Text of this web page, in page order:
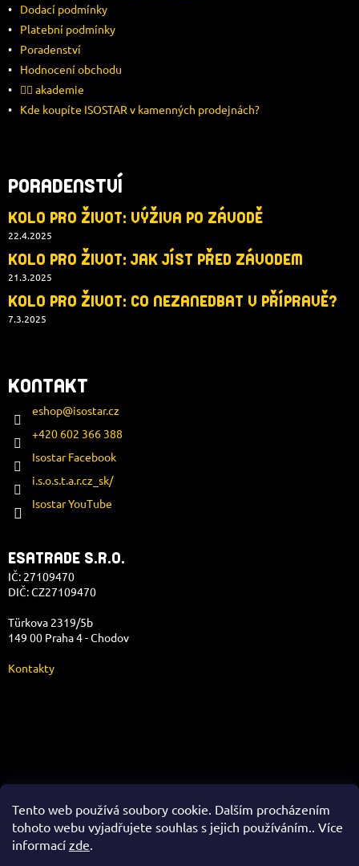
Tento web používá soubory cookie. Dalším procházením
tohoto webu vyjadřujete souhlas s jejich používáním.. Více
informací zde.
T
Dodací podmínky
Platební podmínky
Poradenství
Hodnocení obchodu
🚴‍♂️ akademie
Kde koupíte ISOSTAR v kamenných prodejnách?
PORADENSTVÍ
KOLO PRO ŽIVOT: VÝŽIVA PO ZÁVODĚ
22.4.2025
KOLO PRO ŽIVOT: JAK JÍST PŘED ZÁVODEM
21.3.2025
KOLO PRO ŽIVOT: CO NEZANEDBAT V PŘÍPRAVĚ?
7.3.2025
KONTAKT
eshop@isostar.cz
+420 602 366 388
Isostar Facebook
i.s.o.s.t.a.r.cz_sk/
Isostar YouTube
ESATRADE S.R.O.
IČ: 27109470
DIČ: CZ27109470
Türkova 2319/5b
149 00 Praha 4 - Chodov
Kontakty